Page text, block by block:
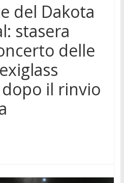
del Dakota
stasera
delle
il rinvio